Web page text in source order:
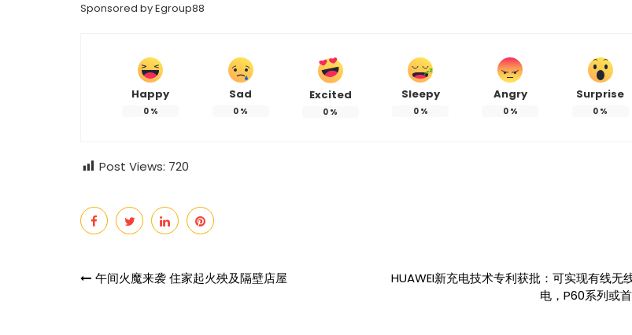
Sponsored byEgroup88
Happy
0%
Sad
0 %
Excited
0 %
Sleepy
0%
Angry
0%
Surprise
0 %
Post Views: 720
Post
午间火魔来袭 住家起火殃及隔壁店屋
HUAWEI新充电技术专利获批：可实现有线无
电，P60系列或首
苏永康将邀歌迷上台合唱！赞大马
IU大马演唱会票价来了！最